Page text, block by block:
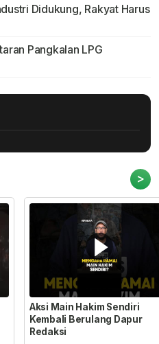
Didukung, Rakyat Harus
Pangkalan LPG
>
Aksi Main Hakim Sendiri
Kembali Berulang Dapur
Redaksi